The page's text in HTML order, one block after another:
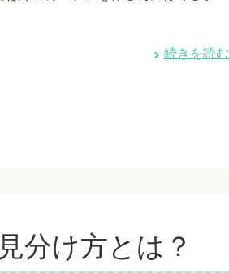
続きを読む
分け方とは？